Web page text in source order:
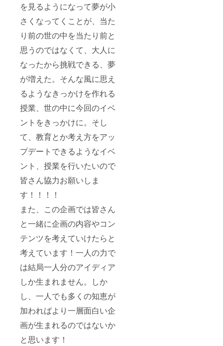
を見るようになって夢が小
さくなってくことが、当た
り前の世の中を当たり前と
思うのではなくて、大人に
なったから挑戦できる、夢
が増えた。そんな風に思え
るようなきっかけを作れる
授業、世の中に今回のイベ
ントをきっかけに。そし
て、教育とか考え方をアッ
プデートできるようなイベ
ント、授業を行いたいので
皆さん協力お願いしま
す！！！！
また、この企画では皆さん
と一緒に企画の内容やコン
テンツを考えていけたらと
考えています！一人の力で
は結局一人分のアイディア
しか生まれません。しか
し、一人でも多くの知恵が
加わればより一層面白い企
画が生まれるのではないか
と思います！